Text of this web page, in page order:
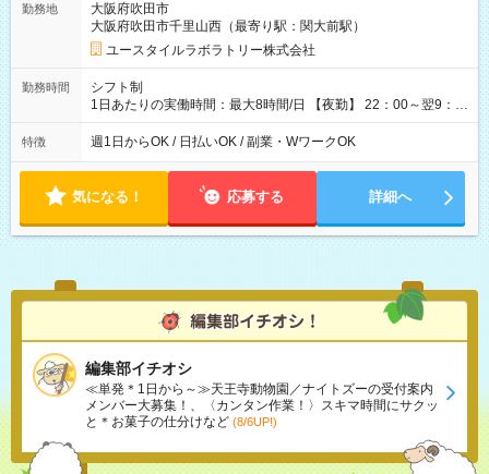
月 ※ 雇用形態と給与に、本採用時と異なる部分があります。 雇
用形態：本採用時と同じです。 給与：時給 1,610円以上
勤務地
大阪府吹田市
大阪府吹田市千里山西（最寄り駅：関大前駅）
ユースタイルラボラトリー株式会社
勤務時間
シフト制
1日あたりの実働時間：最大8時間/日 【夜勤】 22：00～翌9：
00 ※週1日～OK ／ 夜勤専従 ＊＊ 勤務時間例 ＊＊ ■22時か
ら翌7時 ■23時から翌8時 ■24時から翌9時 など ※上記の時間
ます。 ※曜日固定（毎週同じ曜日での勤務となります）
特徴 週1日からOK / 日払いOK / 副業・WワークOK
気になる！ 応募する 詳細へ
編集部イチオシ
≪単発＊1日から～≫天王寺動物園／ナイトズーの受付案内
メンバー大募集！、〈カンタン作業！〉スキマ時間にサクッ
と＊お菓子の仕分けなど (8/6UP!)